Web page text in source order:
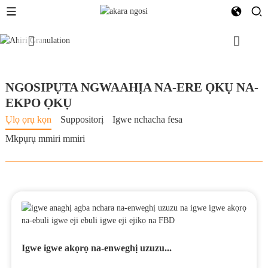
NGOSIPỤTA NGWAAHỊA NA-ERE ỌKỤ NA-
EKPO ỌKỤ
Ụlọ ọrụ kọn Suppositorị
Igwe nchacha fesa
Mkpụrụ mmiri mmiri
Igwe igwe akọrọ na-enweghị uzuzu...